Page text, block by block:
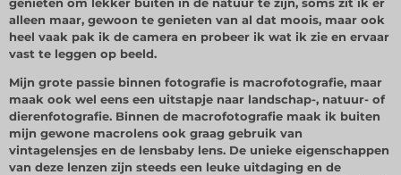
alleen maar, gewoon te genieten van al dat moois, maar ook
heel vaak pak ik de camera en probeer ik wat ik zie en ervaar
vast te leggen op beeld.
Mijn grote passie binnen fotografie is macrofotografie, maar
maak ook wel eens een uitstapje naar landschap-, natuur- of
dierenfotografie. Binnen de macrofotografie maak ik buiten
mijn gewone macrolens ook graag gebruik van
vintagelensjes en de lensbaby lens. De unieke eigenschappen
van deze lenzen zijn steeds een leuke uitdaging en de